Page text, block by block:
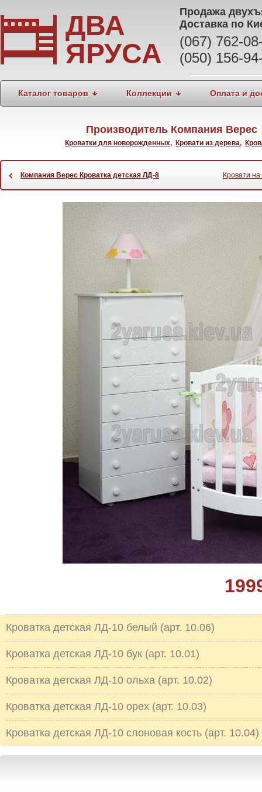
ДВА
ЯРУСА
Продажа
Доставка по
(067) 762-
(050) 156-
Каталог товаров Коллекции Оплата и
Производитель Компания
Кроватки для новорожденных, Кровати из дерева,
‹ Компания Верес Кроватка детская ЛД-8 Кровати
Кроватка детская ЛД-10 белый (арт. 10.06)
Кроватка детская ЛД-10 бук (арт. 10.01)
Кроватка детская ЛД-10 ольха (арт. 10.02)
Кроватка детская ЛД-10 орех (арт. 10.03)
Кроватка детская ЛД-10 слоновая кость (арт. 10.04)